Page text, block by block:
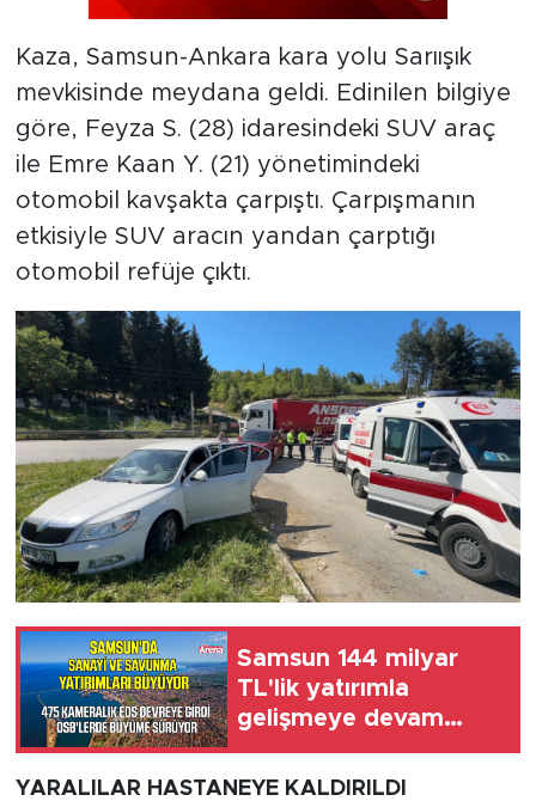
Kaza, Samsun-Ankara kara yolu Sarıışık
mevkisinde meydana geldi. Edinilen bilgiye
göre, Feyza S. (28) idaresindeki SUV araç
ile Emre Kaan Y. (21) yönetimindeki
otomobil kavşakta çarpıştı. Çarpışmanın
etkisiyle SUV aracın yandan çarptığı
otomobil refüje çıktı.
Samsun 144 milyar
TL'lik yatırımla
gelişmeye devam
ediyor
YARALILAR HASTANEYE KALDIRILDI